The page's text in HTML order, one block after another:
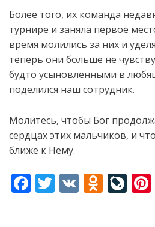
Более того, их команда
турнире и заняла первое
время молились за них и
теперь они больше не
будто усыновленными в
поделился наш сотрудник.
Молитесь, чтобы Бог
сердцах этих мальчиков, и
ближе к Нему.
F T V O Li